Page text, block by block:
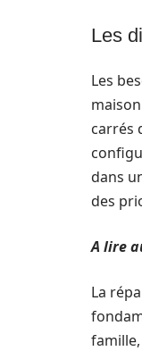
Les
Les
carrés
dans
des
A lire
La